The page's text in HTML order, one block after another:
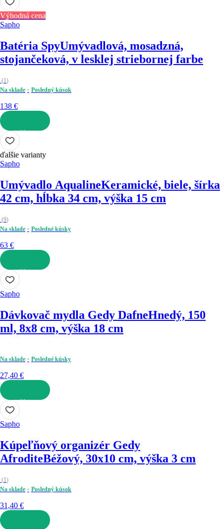
Výhodná cena
Sapho
Batéria SpyUmývadlová, mosadzná,
stojančeková, v lesklej striebornej farbe
(1)
Na sklade
Posledný kúsok
138 €
DO KOŠÍKA
ďalšie varianty
Sapho
Umývadlo AqualineKeramické, biele, šírka
42 cm, hĺbka 34 cm, výška 15 cm
(9)
Na sklade
Posledné kúsky
63 €
DO KOŠÍKA
Sapho
Dávkovač mydla Gedy DafneHnedý, 150
ml, 8x8 cm, výška 18 cm
Na sklade Posledné kúsky
27,40 €
DO KOŠÍKA
Sapho
Kúpeľňový organizér Gedy
AfroditeBéžový, 30x10 cm, výška 3 cm
(1)
Na sklade
Posledný kúsok
31,40 €